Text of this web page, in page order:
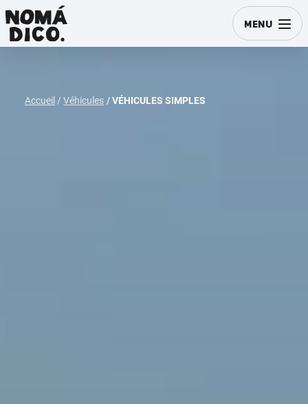
MENU
Accueil Véhicules VÉHICULES SIMPLES